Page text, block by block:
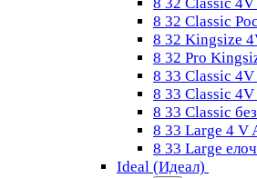
8 32 Classic
8 32 Kingsize
8 32 Pro
8 33 Classic
8 33 Classic 4V
8 33 Classic
8 33 Large 4 V
8 33 Large
Ideal (Идеал)